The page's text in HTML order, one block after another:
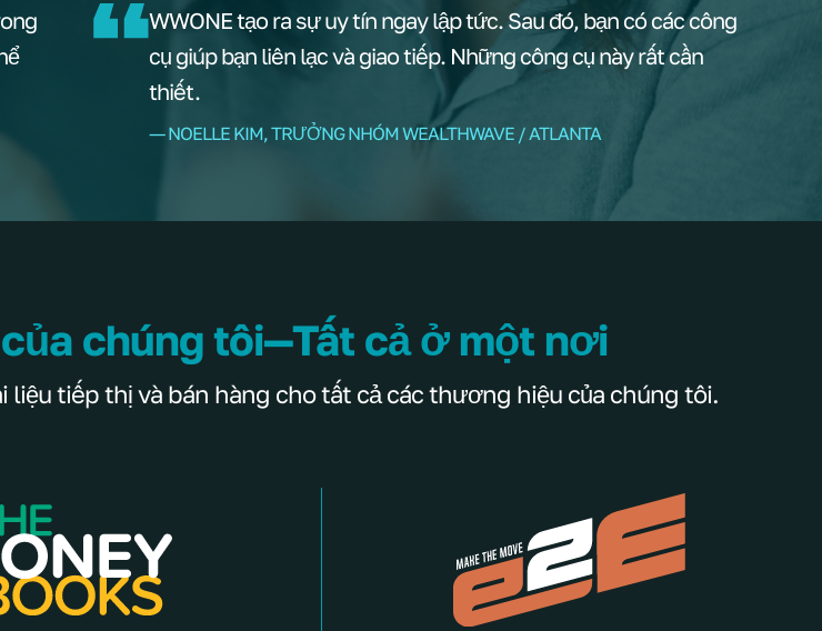
WWONE tạo ra sự uy tín ngay lập tức. Sau đó, bạn có các công
cụ giúp bạn liên lạc và giao tiếp. Những công cụ này rất cần
thiết.
–– NOELLE KIM, TRƯỞNG NHÓM WEALTHWAVE / ATLANTA
chúng tôi—Tất cả ở một nơi
liệu tiếp thị và bán hàng cho tất cả các thương hiệu của chúng tôi.